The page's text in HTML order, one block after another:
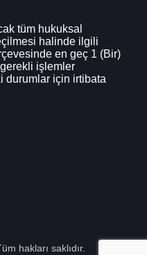
tüm hukuksal
halinde ilgili
en geç 1 (Bir)
gerekli işlemler
durumlar için irtibata
hakları saklıdır.